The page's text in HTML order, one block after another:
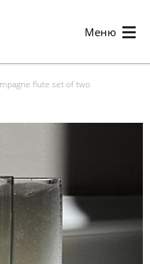
Меню
flute set of two